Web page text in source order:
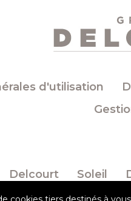
d'utilisation
Delcourt Soleil